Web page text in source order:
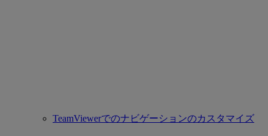
TeamViewerでのナビゲーションのカスタマイズ